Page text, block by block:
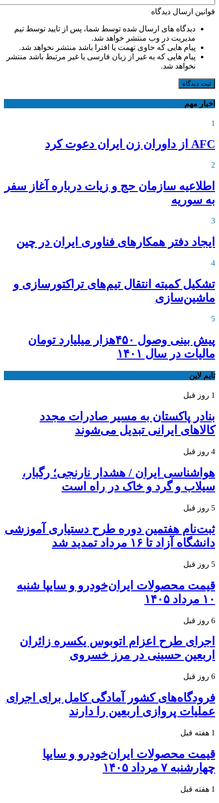
قوانین ارسال دیدگاه
دیدگاه های ارسال شده توسط شما، پس از تایید توسط تیم
مدیریت در وب منتشر خواهد شد.
پیام هایی که حاوی تهمت یا افترا باشد منتشر نخواهد شد.
پیام هایی که به غیر از زبان فارسی یا غیر مرتبط باشد منتشر
نخواهد شد.
ثبت دیدگاه
اخبار مهم
1
AFC از داوران زن ایران دعوت کرد
2
اطلاعیه‌ سازمان حج و زیات درباره آغاز سفر
به سوریه
3
ایجاد دفتر همکارهای فناوری ایران در چین
4
تشکیل کمیته انتقال تیم‌های تراکتورسازی و
ماشین‌سازی
5
پیش بینی وصول ۴۵۰هزار میلیارد تومان
مالیات در سال ۱۴۰۱
تایم لاین
1 روز قبل
بنادر پاکستان به مسیر صادرات مجدد
کالاهای ایرانی تبدیل می‌شوند
4 روز قبل
هواشناسی ایران / هشدار نارنجی؛ رگبار،
سیلاب و گرد و خاک در راه است
5 روز قبل
ثبت‌نام هفتمین دوره طرح دستیاری آموزشی
دانشگاه آزاد تا ۱۶ مرداد تمدید شد
5 روز قبل
قیمت محصولات ایران‌خودرو و سایپا شنبه
۱۰ مرداد ۱۴۰۵
6 روز قبل
اجرای طرح اعزام اتوبوس یکسره زائران
اربعین حسینی در مرز خسروی
6 روز قبل
فرودگاه‌های کشور آمادگی کامل برای اجرای
عملیات پروازی اربعین را دارند
1 هفته قبل
قیمت محصولات ایران‌خودرو و سایپا
چهارشنبه ۷ مرداد ۱۴۰۵
1 هفته قبل